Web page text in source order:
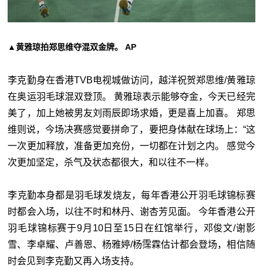
▲黄雅琼拍郑思维夺混双金牌。 AP
李克勤身在香港TVB电视城做访问，越洋祝贺郑思维/黄雅琼
在奥运羽毛球混双登顶。 黄雅琼表示能够夺金，今天已经完
美了，加上她被男友刘雨辰即场求婚，更是喜上加喜。 郑思
维则说，今场决赛感觉要拼命了，要把身体献在球场上：“这
一次更加释放，准备更加充份，一切都在计划之内。 感觉今
次更加坚定，杀气及状态都很大，和以往不一样。
李克勤本身都是羽毛球发烧友，每年香港公开羽毛球锦标赛
时都会入场，以往不时和林丹、谢杏芳见面。 今年香港公开
羽毛球锦标赛于9月10日至15日在红馆举行，邓俊文/谢影
雪、李卓耀、卢善恩、杨雅婷/杨霈霖估计都会登场，相信随
时会见到李克勤又再入场支持。